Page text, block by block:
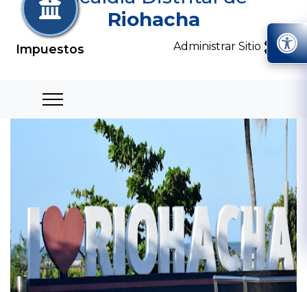
Riohacha
Administrar Sitio
Impuestos